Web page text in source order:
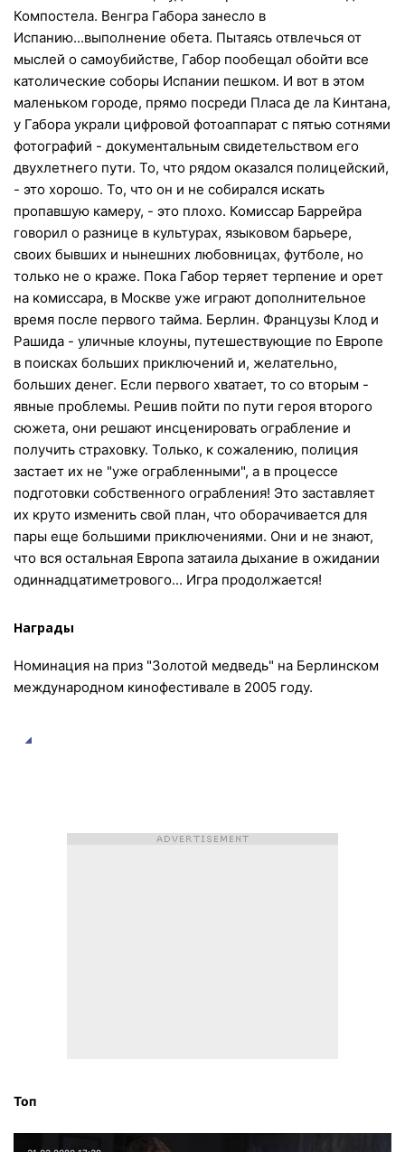
Компостела. Венгра Габора занесло в
Испанию...выполнение обета. Пытаясь отвлечься от
мыслей о самоубийстве, Габор пообещал обойти все
католические соборы Испании пешком. И вот в этом
маленьком городе, прямо посреди Пласа де ла Кинтана,
у Габора украли цифровой фотоаппарат с пятью сотнями
фотографий - документальным свидетельством его
двухлетнего пути. То, что рядом оказался полицейский,
- это хорошо. То, что он и не собирался искать
пропавшую камеру, - это плохо. Комиссар Баррейра
говорил о разнице в культурах, языковом барьере,
своих бывших и нынешних любовницах, футболе, но
только не о краже. Пока Габор теряет терпение и орет
на комиссара, в Москве уже играют дополнительное
время после первого тайма. Берлин. Французы Клод и
Рашида - уличные клоуны, путешествующие по Европе
в поисках больших приключений и, желательно,
больших денег. Если первого хватает, то со вторым -
явные проблемы. Решив пойти по пути героя второго
сюжета, они решают инсценировать ограбление и
получить страховку. Только, к сожалению, полиция
застает их не "уже ограбленными", а в процессе
подготовки собственного ограбления! Это заставляет
их круто изменить свой план, что оборачивается для
пары еще большими приключениями. Они и не знают,
что вся остальная Европа затаила дыхание в ожидании
одиннадцатиметрового... Игра продолжается!
Награды
Номинация на приз "Золотой медведь" на Берлинском
международном кинофестивале в 2005 году.
Топ